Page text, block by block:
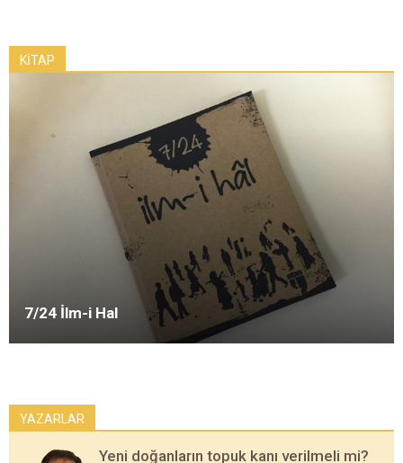
KİTAP
7/24 İlm-i Hal
YAZARLAR
Yeni doğanların topuk kanı verilmeli mi?